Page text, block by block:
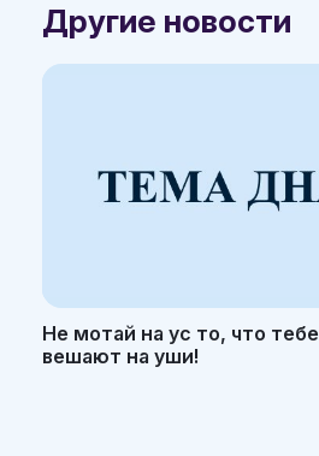
Другие новости
Не мотай на ус то, что тебе
вешают на уши!